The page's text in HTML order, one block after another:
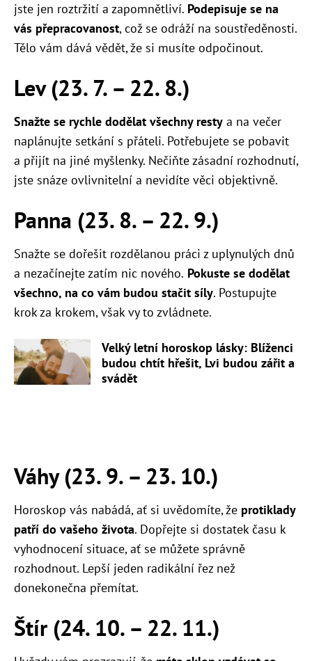
jste jen roztržití a zapomnětliví. Podepisuje se na
vás přepracovanost, což se odráží na soustředěnosti.
Tělo vám dává vědět, že si musíte odpočinout.
Lev (23. 7. – 22. 8.)
Snažte se rychle dodělat všechny resty a na večer
naplánujte setkání s přáteli. Potřebujete se pobavit
a přijít na jiné myšlenky. Nečiňte zásadní rozhodnutí,
jste snáze ovlivnitelní a nevidíte věci objektivně.
Panna (23. 8. – 22. 9.)
Snažte se dořešit rozdělanou práci z uplynulých dnů
a nezačínejte zatím nic nového. Pokuste se dodělat
všechno, na co vám budou stačit síly. Postupujte
krok za krokem, však vy to zvládnete.
Velký letní horoskop lásky: Blíženci
budou chtít hřešit, Lvi budou zářit a
svádět
Váhy (23. 9. – 23. 10.)
Horoskop vás nabádá, ať si uvědomíte, že protiklady
patří do vašeho života. Dopřejte si dostatek času k
vyhodnocení situace, ať se můžete správně
rozhodnout. Lepší jeden radikální řez než
donekonečna přemítat.
Štír (24. 10. – 22. 11.)